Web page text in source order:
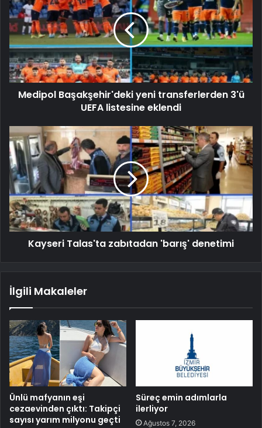
Medipol Başakşehir'deki yeni transferlerden 3'ü
UEFA listesine eklendi
Kayseri Talas'ta zabıtadan 'barış' denetimi
İlgili Makaleler
Ünlü mafyanın eşi
cezaevinden çıktı: Takipçi
sayısı yarım milyonu geçti
Süreç emin adımlarla
ilerliyor
Ağustos 7, 2026